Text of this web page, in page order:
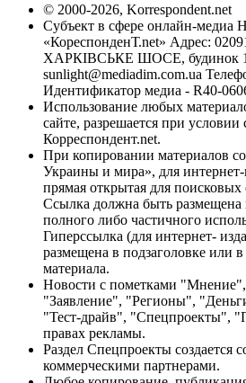
© 2000-2026, Korrespondent.net
Субъект в сфере онлайн-медиа
«КореспонденТ.net» Адрес:
ХАРКІВСЬКЕ ШОСЕ, будинок
sunlight@mediadim.com.ua
Идентификатор медиа - R40-
Использование любых
сайте, разрешается при условии
Корреспондент.net.
При копировании материалов
Украины и мира», для интернет-
прямая открытая для поисковых
Ссылка должна быть размещена
полного либо частичного
Гиперссылка (для интернет-
размещена в подзаголовке или
материала.
Новости с пометками
"Заявление", "Регионы",
"Тест-драйв", "Спецпроекты",
правах рекламы.
Раздел Спецпроекты создается
коммерческими партнерами.